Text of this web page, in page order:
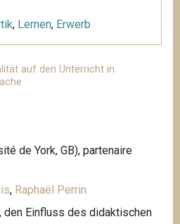
, Lernen, Erwerb
auf den Unterricht in
de York, GB), partenaire
, Raphaël Perrin
Einfluss des didaktischen